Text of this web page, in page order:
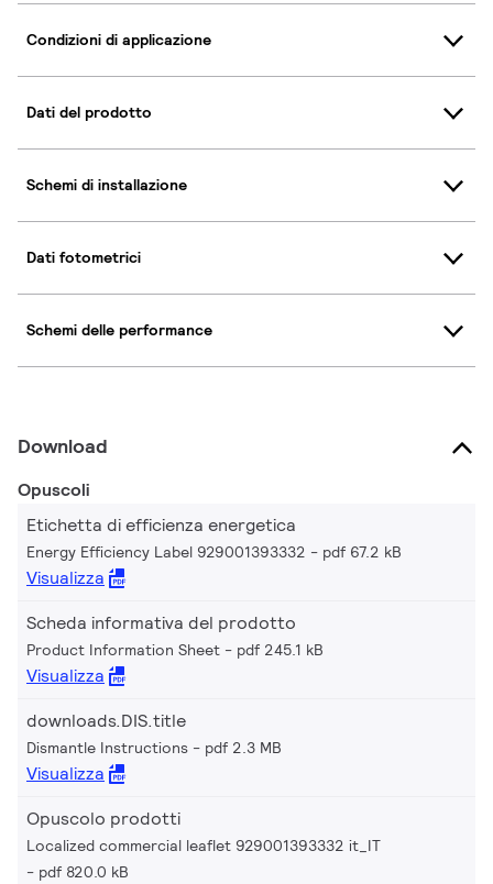
Condizioni di applicazione
Dati del prodotto
Schemi di installazione
Dati fotometrici
Schemi delle performance
Download
Opuscoli
Etichetta di efficienza energetica
Energy Efficiency Label 929001393332 pdf 67.2 kB
Visualizza
Scheda informativa del prodotto
Product Information Sheet pdf 245.1 kB
Visualizza
downloads.DIS.title
Dismantle Instructions pdf 2.3 MB
Visualizza
Opuscolo prodotti
Localized commercial leaflet 929001393332 it_IT
pdf 820.0 kB